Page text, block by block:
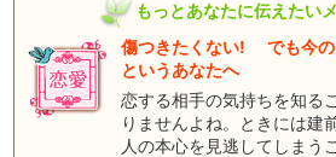
もっとあなたに伝えたい
傷つきたくない! でも今の
というあなたへ
恋する相手の気持ちを知る
りませんよね。ときには建
人の本心を見逃してしま